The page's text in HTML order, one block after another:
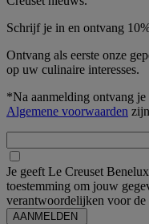
Schrijf je in en ontvang
Ontvang als eerste onze
op uw culinaire interesses.
*Na aanmelding ontvang
Algemene voorwaarden
Je geeft Le Creuset
toestemming om jouw
verantwoordelijken voor de